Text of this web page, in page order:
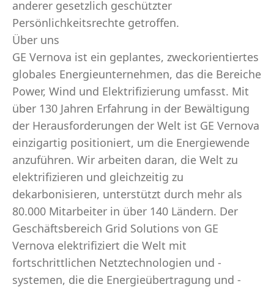
anderer gesetzlich geschützter
Persönlichkeitsrechte getroffen.
Über uns
GE Vernova ist ein geplantes, zweckorientiertes
globales Energieunternehmen, das die Bereiche
Power, Wind und Elektrifizierung umfasst. Mit
über 130 Jahren Erfahrung in der Bewältigung
der Herausforderungen der Welt ist GE Vernova
einzigartig positioniert, um die Energiewende
anzuführen. Wir arbeiten daran, die Welt zu
elektrifizieren und gleichzeitig zu
dekarbonisieren, unterstützt durch mehr als
80.000 Mitarbeiter in über 140 Ländern. Der
Geschäftsbereich Grid Solutions von GE
Vernova elektrifiziert die Welt mit
fortschrittlichen Netztechnologien und -
systemen, die die Energieübertragung und -